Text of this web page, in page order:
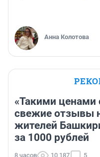
Анна Колотова
«Такими ценами
свежие отзывы
жителей
за 1000 рублей
8 часов 10 187 5